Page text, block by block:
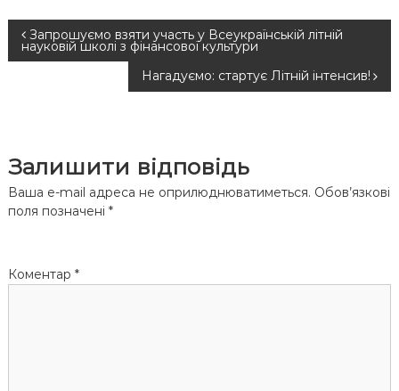
Н
і
г
ц
Запрошуємо взяти участь у Всеукраїнській літній
науковій школі з фінансової культури
Нагадуємо: стартує Літній інтенсив!
Залишити відповідь
Ваша e-mail адреса не оприлюднюватиметься. Обов’язкові
поля позначені *
Коментар *